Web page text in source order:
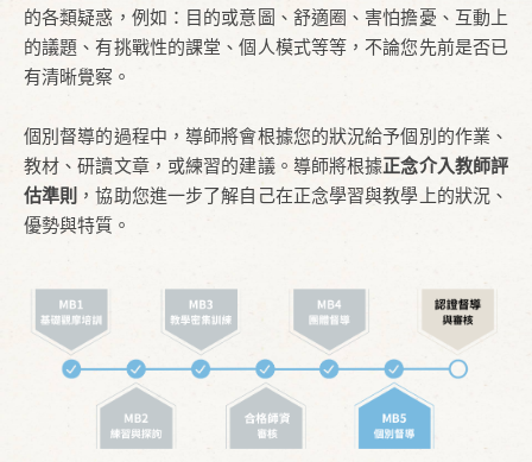
的各類疑惑，例如：目的或意圖、舒適圈、害怕擔憂、互動上
的議題、有挑戰性的課堂、個人模式等等，不論您先前是否已
有清晰覺察。
個別督導的過程中，導師將會根據您的狀況給予個別的作業、
教材、研讀文章，或練習的建議。導師將根據正念介入教師評
估準則 ，協助您進一步了解自己在正念學習與教學上的狀況、
優勢與特質。